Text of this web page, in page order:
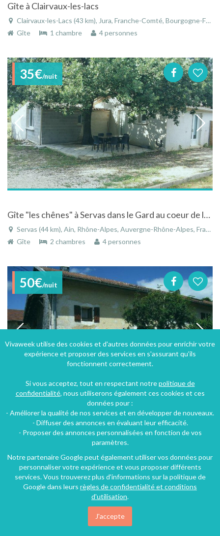
Gîte à Clairvaux-les-lacs
Clairvaux-les-Lacs (43 km), Jura, Franche-Comté, Bourgogne-Franche-Comté, France
Gîte
1 chambre 4 personnes
35€/nuit
Gîte "les chênes" à Servas dans le Gard au coeur de la campagne
Servas (44 km), Ain, Rhône-Alpes, Auvergne-Rhône-Alpes, France
Gîte
2 chambres 4 personnes
50€/nuit
Saint-Pierre (45 km), Jura, Franche-Comté, Bourgogne-Franche-Comté, France
40€
Vivaweek utilise des cookies et d'autres données pour enrichir votre
expérience et proposer des services en s'assurant qu'ils
fonctionnent correctement.
Si vous acceptez, tout en respectant notrepolitique de
confidentialité, nous utiliserons également ces cookies et ces
données pour :
- Améliorer la qualité de nos services et en développer de nouveaux.
- Diffuser des annonces en évaluant leur efficacité.
- Proposer des annonces personnalisées en fonction de vos
paramètres.
Notre partenaire Google peut également utiliser vos données pour
personnaliser votre expérience et vous proposer différents
services. Vous trouverez plus d'informations sur la politique de
Google dans leurs règles de confidentialité et conditions
d'utilisation.
J'accepte